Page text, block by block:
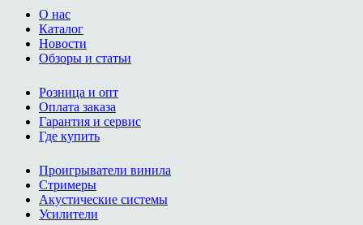
О нас
Каталог
Новости
Обзоры и статьи
Розница и опт
Оплата заказа
Гарантия и сервис
Где купить
Проигрыватели винила
Стримеры
Акустические системы
Усилители